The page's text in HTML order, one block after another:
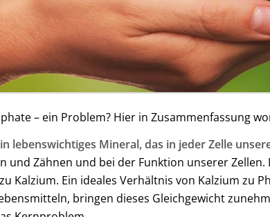
– ein Problem? Hier in Zusammenfassung
lebenswichtiges Mineral, das in jeder Zelle
und Zähnen und bei der Funktion unserer
Kalzium. Ein ideales Verhältnis von Kalzium
bringen dieses Gleichgewicht